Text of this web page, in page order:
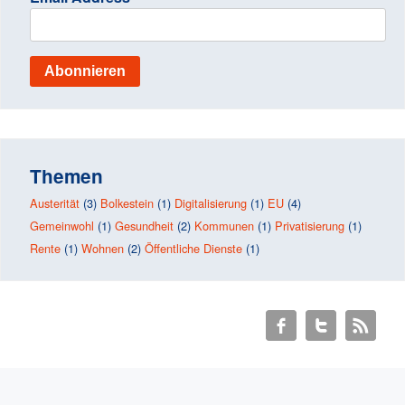
Themen
Austerität (3) Bolkestein (1) Digitalisierung (1) EU (4)
Gemeinwohl (1) Gesundheit (2) Kommunen (1) Privatisierung (1)
Rente (1) Wohnen (2) Öffentliche Dienste (1)